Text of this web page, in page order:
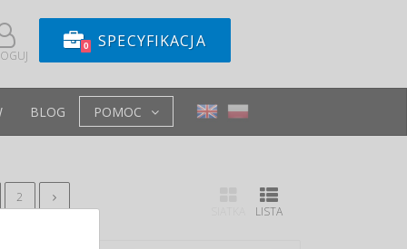
0 SPECYFIKACJA
BLOG POMOC
2
LISTA